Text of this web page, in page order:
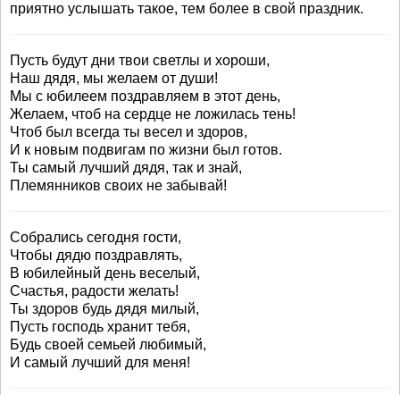
приятно услышать такое, тем более в свой праздник.
Пусть будут дни твои светлы и хороши,
Наш дядя, мы желаем от души!
Мы с юбилеем поздравляем в этот день,
Желаем, чтоб на сердце не ложилась тень!
Чтоб был всегда ты весел и здоров,
И к новым подвигам по жизни был готов.
Ты самый лучший дядя, так и знай,
Племянников своих не забывай!
Собрались сегодня гости,
Чтобы дядю поздравлять,
В юбилейный день веселый,
Счастья, радости желать!
Ты здоров будь дядя милый,
Пусть господь хранит тебя,
Будь своей семьей любимый,
И самый лучший для меня!